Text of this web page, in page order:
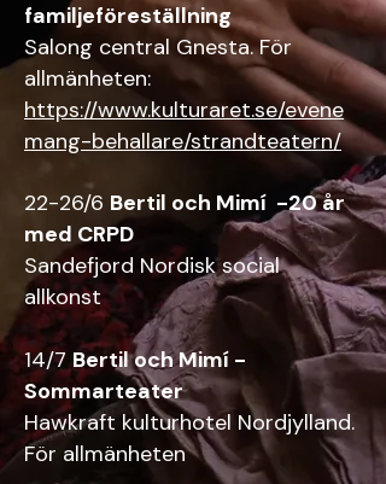
familjeföreställning
Salong central Gnesta. För
allmänheten:
https://www.kulturaret.se/evene
mang-behallare/strandteatern/
22-26/6 Bertil och Mimí -20 år
med CRPD
Sandefjord Nordisk social
allkonst
14/7 Bertil och Mimí -
Sommarteater
Hawkraft kulturhotel Nordjylland.
För allmänheten